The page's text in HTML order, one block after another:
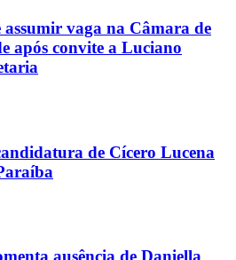
assumir vaga na Câmara de
após convite a Luciano
de Cícero Lucena